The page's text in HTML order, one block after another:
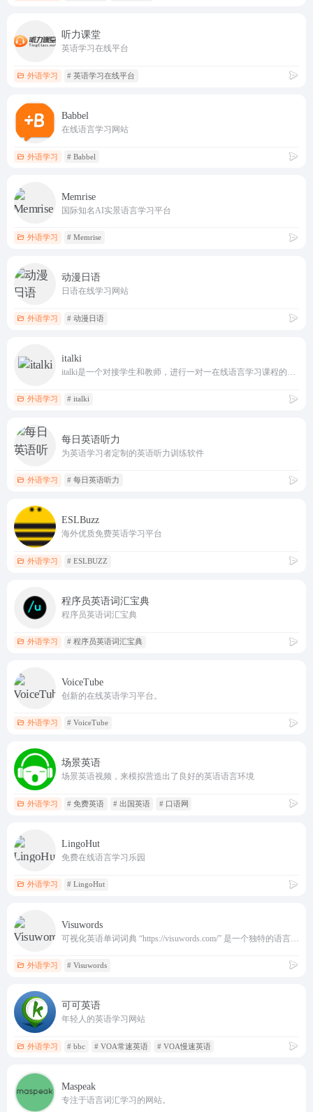
听力课堂
英语学习在线平台
外语学习 # 英语学习在线平台
Babbel
在线语言学习网站
外语学习 # Babbel
Memrise
国际知名AI实景语言学习平台
外语学习 # Memrise
动漫日语
日语在线学习网站
外语学习 # 动漫日语
italki
italki是一个对接学生和教师，进行一对一在线语言学习课程的国际语言学习社区
外语学习 # italki
每日英语听力
为英语学习者定制的英语听力训练软件
外语学习 # 每日英语听力
ESLBuzz
海外优质免费英语学习平台
外语学习 # ESLBUZZ
程序员英语词汇宝典
程序员英语词汇宝典
外语学习 # 程序员英语词汇宝典
VoiceTube
创新的在线英语学习平台。
外语学习 # VoiceTube
场景英语
场景英语视频，来模拟营造出了良好的英语语言环境
外语学习 # 免费英语 # 出国英语 # 口语网
LingoHut
免费在线语言学习乐园
外语学习 # LingoHut
Visuwords
外语学习 # Visuwords
可可英语
年轻人的英语学习网站
外语学习 # bbc # VOA常速英语 # VOA慢速英语
Maspeak
专注于语言词汇学习的网站。